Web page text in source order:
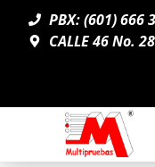
PBX: (601) 666
CALLE 46 No.